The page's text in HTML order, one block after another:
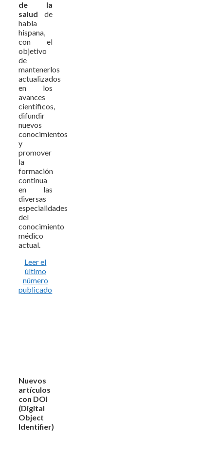
de la
salud de
habla
hispana,
con el
objetivo
de
mantenerlos
actualizados
en los
avances
científicos,
difundir
nuevos
conocimientos
y
promover
la
formación
continua
en las
diversas
especialidades
del
conocimiento
médico
actual.
Leer el
último
número
publicado
Nuevos
artículos
con DOI
(Digital
Object
Identifier)